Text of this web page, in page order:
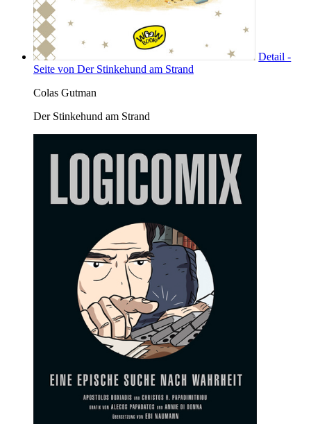
Detail -
Seite von Der Stinkehund am Strand
Colas Gutman
Der Stinkehund am Strand